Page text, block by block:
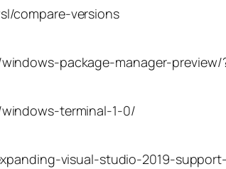
compare-versions
package-manager-preview/
terminal-1-0/
visual-studio-2019-